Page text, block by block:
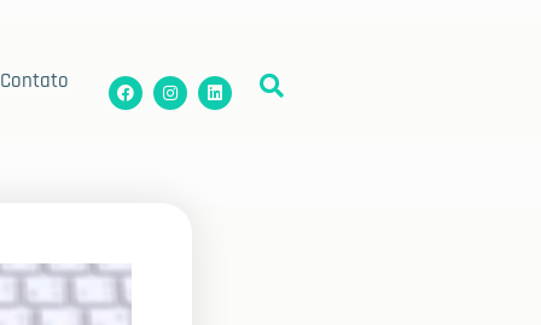
Contato